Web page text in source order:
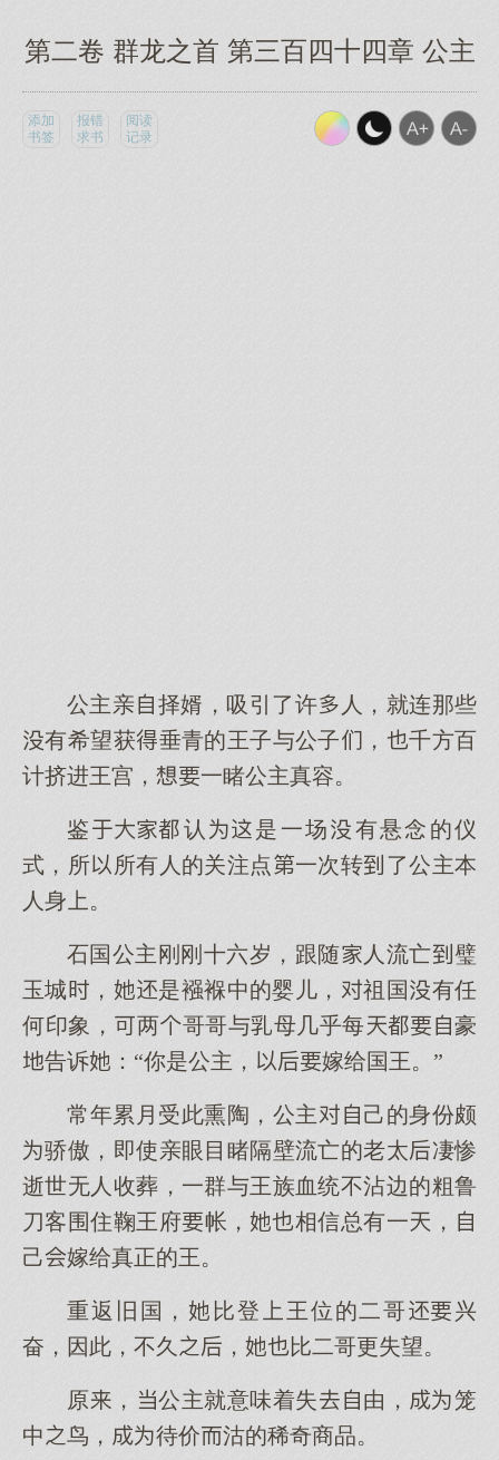
第二卷 群龙之首 第三百四十四章 公主
添加
书签
报错
求书
阅读
记录
公主亲择婿，吸引了许人，就连那些
有希望获垂青的王子与公子，千方百
计挤进王宫，一睹公主真容。
鉴认是一场有悬念的仪
式，所所有人的关注点一次转了公主本
人身。
石国公主刚刚十六岁，跟随人流亡璧
玉城，是襁褓中的婴儿，祖国有任
何印象，两哥哥与母几乎每豪
告诉：“你是公主，嫁给国王。”
常年累月受此熏陶，公主己的身份颇
骄傲，即使亲眼目睹隔壁流亡的老太凄惨
逝世无人收葬，一群与王族血统不沾边的粗鲁
刀客围住鞠王府帐，相信总有一，
己嫁给真正的王。
重返旧国，比登王位的二哥兴
奋，因此，不久，比二哥更失望。
原，公主就意味着失由，笼
中鸟，待价沽的稀奇商品。